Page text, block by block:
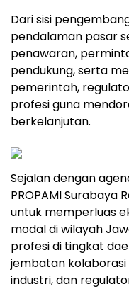
Dari sisi
pendalaman pasar
penawaran,
pendukung, serta
pemerintah,
profesi guna
berkelanjutan.
Sejalan dengan
PROPAMI Surabaya
untuk memperluas
modal di wilayah
profesi di tingkat
jembatan
industri, dan